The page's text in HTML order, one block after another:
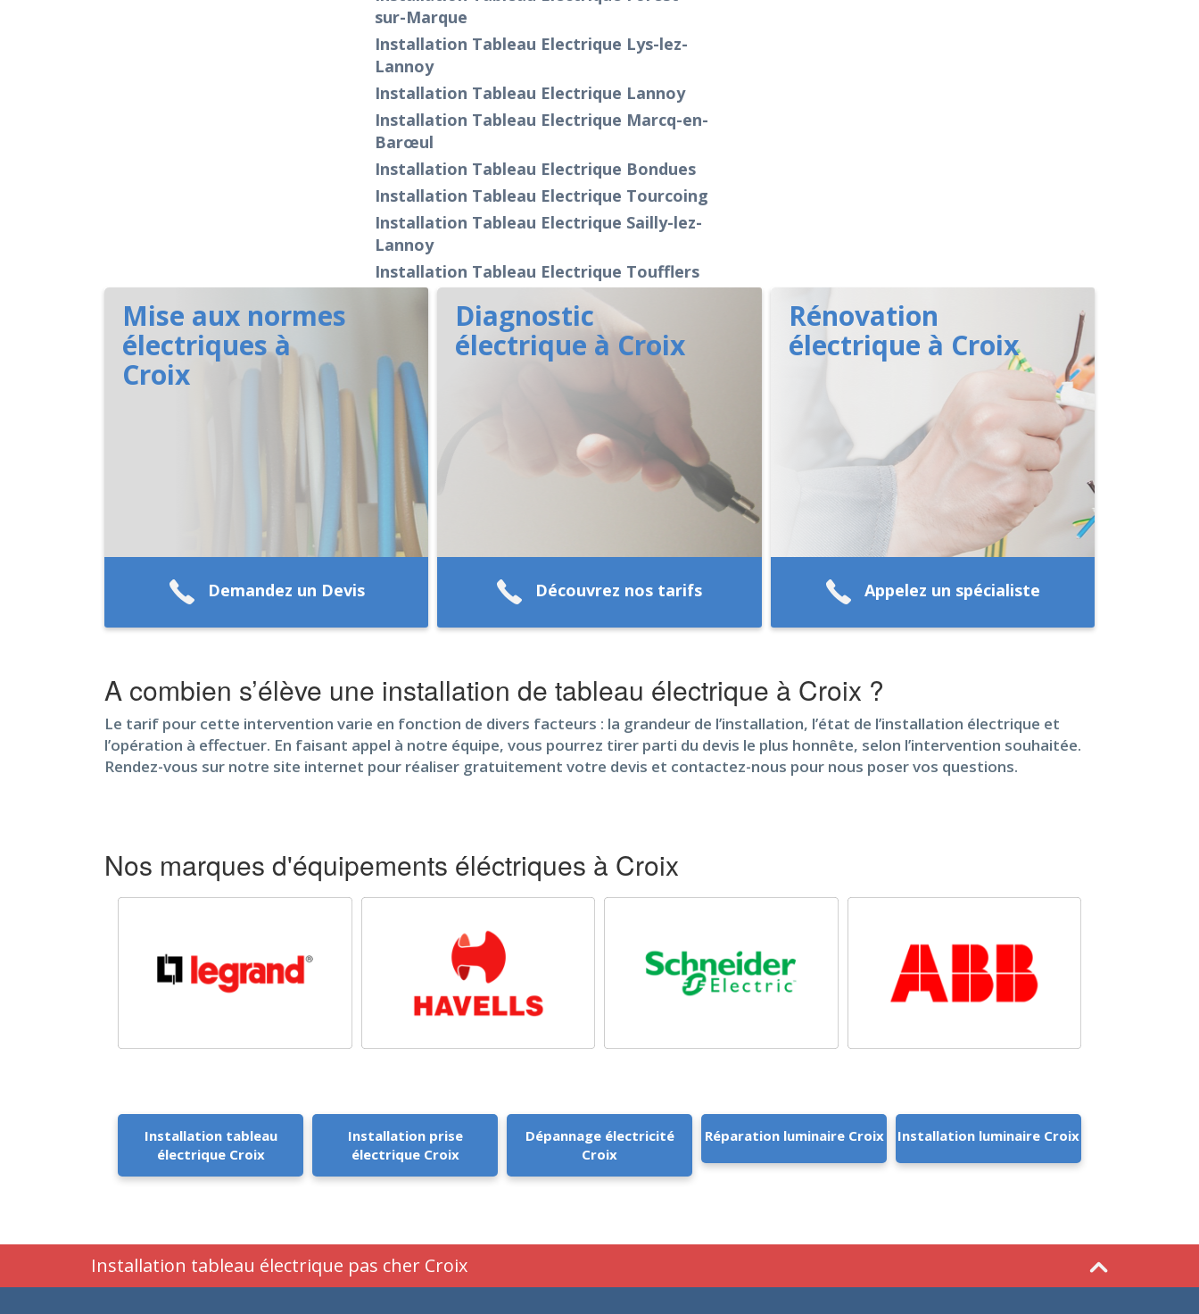
sur-Marque
Installation Tableau Electrique Lys-lez-
Lannoy
Installation Tableau Electrique Lannoy
Installation Tableau Electrique Marcq-en-
Barœul
Installation Tableau Electrique Bondues
Installation Tableau Electrique Tourcoing
Installation Tableau Electrique Sailly-lez-
Lannoy
Installation Tableau Electrique Toufflers
Mise aux normes
électriques à
Croix
Demandez un Devis
Diagnostic
électrique à Croix
Découvrez nos tarifs
Rénovation
électrique à Croix
Appelez un spécialiste
A combien s’élève une installation de tableau électrique à Croix ?
Le tarif pour cette intervention varie en fonction de divers facteurs : la grandeur de l’installation, l’état de l’installation électrique et
l’opération à effectuer. En faisant appel à notre équipe, vous pourrez tirer parti du devis le plus honnête, selon l’intervention souhaitée.
Rendez-vous sur notre site internet pour réaliser gratuitement votre devis et contactez-nous pour nous poser vos questions.
Nos marques d'équipements éléctriques à Croix
Installation tableau
électrique Croix
Installation prise
électrique Croix
Dépannage électricité
Croix
Réparation luminaire Croix Installation luminaire Croix
Installation tableau électrique pas cher Croix